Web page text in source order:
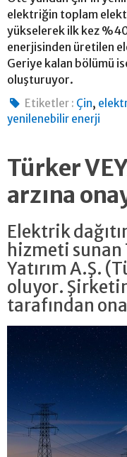
elektriğin toplam
yükselerek ilk kez %40
enerjisinden üretilen
Geriye kalan bölümü
oluşturuyor.
Etiketler : Çin,
yenilenebilir enerji
Türker
arzına
Elektrik
hizmeti sunan
Yatırım A.Ş.
oluyor.
tarafından